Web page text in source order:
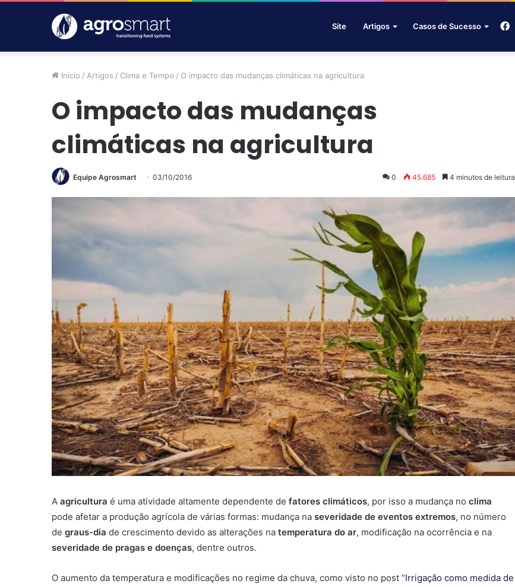
Site Artigos Casos de Sucesso
Início / Artigos / Clima e Tempo / O impacto das mudanças climáticas na agricultura
O impacto das mudanças
climáticas na agricultura
Equipe Agrosmart 03/10/2016 0 45.685 4 minutos de leitura
A agricultura é uma atividade altamente dependente de fatores climáticos, por isso a mudança no clima
pode afetar a produção agrícola de várias formas: mudança na severidade de eventos extremos, no número
de graus-dia de crescimento devido as alterações na temperatura do ar, modificação na ocorrência e na
severidade de pragas e doenças, dentre outros.
O aumento da temperatura e modificações no regime da chuva, como visto no post “Irrigação como medida de